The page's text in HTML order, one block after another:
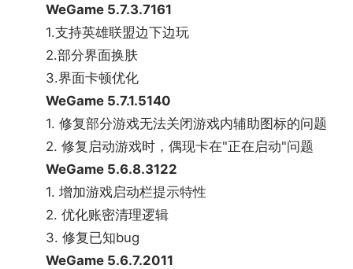
劲的DotA-Allstars的核心人物，将DotA经典玩法从对
战平台延伸到真正的网络游戏世界。
《无畏契约》(VALORANT)是由拳头游戏研发，
中国大陆地区由腾讯游戏代理发行的一款以英雄
WeGame 5.7.3.7161
1.支持英雄联盟边下边玩
2.部分界面换肤
3.界面卡顿优化
WeGame 5.7.1.5140
1. 修复部分游戏无法关闭游戏内辅助图标的问题
2. 修复启动游戏时，偶现卡在"正在启动"问题
WeGame 5.6.8.3122
1. 增加游戏启动栏提示特性
2. 优化账密清理逻辑
3. 修复已知bug
WeGame 5.6.7.2011